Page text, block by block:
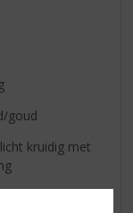
goud
kruidig met